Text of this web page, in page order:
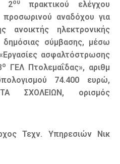
2ουπρακτικού ελέγχου
προσωρινού αναδόχου για
ανοικτής ηλεκτρονικής
δημόσιας σύμβασης, μέσω
ασφαλτόστρωσης
ο
ΓΕΛ Πτολεμαΐδας», αριθμ
74.400 ευρώ,
ΣΧΟΛΕΙΩΝ, ορισμός
Τεχν. Υπηρεσιών Νικ